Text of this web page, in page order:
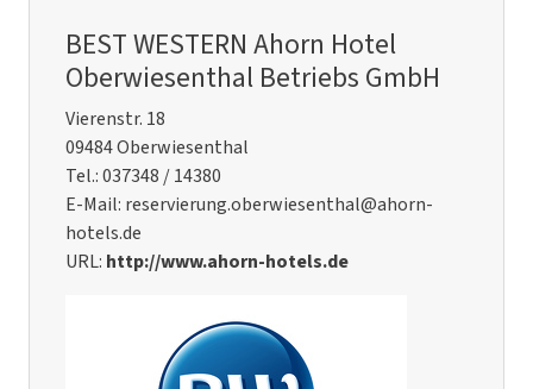
BEST WESTERN Ahorn Hotel
Oberwiesenthal Betriebs GmbH
Vierenstr. 18
09484 Oberwiesenthal
Tel.: 037348 / 14380
E-Mail: reservierung.oberwiesenthal@ahorn-
hotels.de
URL: http://www.ahorn-hotels.de